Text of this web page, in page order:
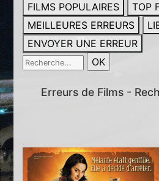
FILMS POPULAIRES
TOP
MEILLEURES ERREURS
ENVOYER UNE ERREUR
Erreurs de Films -